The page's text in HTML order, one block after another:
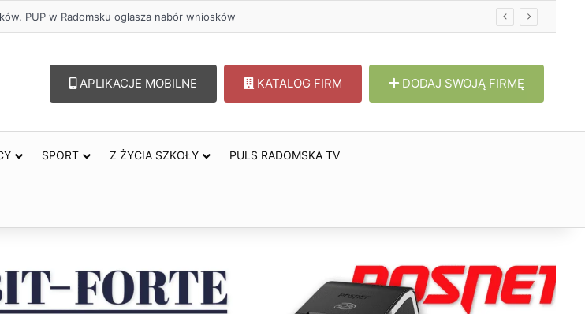
PUP w Radomsku ogłasza nabór wniosków
APLIKACJE MOBILNE KATALOG FIRM DODAJ SWOJĄ FIRMĘ
SPORT Z ŻYCIA SZKOŁY PULS RADOMSKA TV